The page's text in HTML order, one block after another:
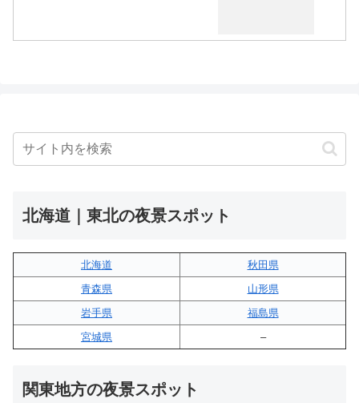
北海道｜東北の夜景スポット
北海道
秋田県
青森県
山形県
岩手県
福島県
宮城県
–
関東地方の夜景スポット